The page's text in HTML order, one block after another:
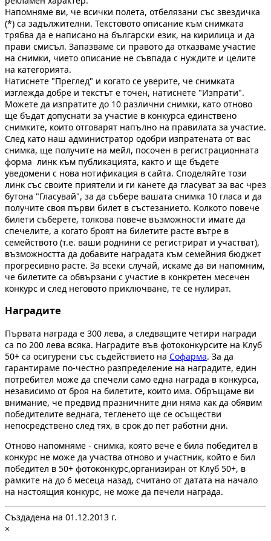
Напомняме ви, че всички полета, отбелязани със звездичка
(*) са задължителни. Текстовото описание към снимката
трябва да е написано на български език, на кирилица и да
прави смисъл. Запазваме си правото да отказваме участие
на снимки, чието описание не съвпада с нуждите и целите
на категорията.
Натиснете "Преглед" и когато се уверите, че снимката
изглежда добре и текстът е точен, натиснете "Изпрати".
Можете да изпратите до 10 различни снимки, като отново
ще бъдат допуснати за участие в конкурса единствено
снимките, които отговарят напълно на правилата за участие.
След като наш администратор одобри изпратената от вас
снимка, ще получите на мейл, посочен в регистрационната
форма линк към публикацията, както и ще бъдете
уведомени с нова нотификация в сайта. Споделяйте този
линк със своите приятели и ги канете да гласуват за вас чрез
бутона "Гласувай", за да събере вашата снимка 10 гласа и да
получите своя първи билет в състезанието. Колкото повече
билети съберете, толкова повече възможности имате да
спечелите, а когато броят на билетите расте вътре в
семейството (т.е. ваши роднини се регистрират и участват),
възможността да добавите наградата към семейния бюджет
прогресивно расте. За всеки случай, искаме да ви напомним,
че билетите са обвързани с участие в конкретен месечен
конкурс и след неговото приключване, те се нулират.
Наградите
Първата награда е 300 лева, а следващите четири награди
са по 200 лева всяка. Наградите във фотоконкурсите на Клуб
50+ са осигурени със съдействието на Софарма. За да
гарантираме по-честно разпределение на наградите, един
потребител може да спечели само една награда в конкурса,
независимо от броя на билетите, които има. Обръщаме ви
внимание, че предвид празничните дни няма как да обявим
победителите веднага, тегленето ще се осъществи
непосредствено след тях, в срок до пет работни дни.
Отново напомняме - снимка, която вече е била победител в
конкурс не може да участва отново и участник, който е бил
победител в 50+ фотоконкурс,организиран от Клуб 50+, в
рамките на до 6 месеца назад, считано от датата на начало
на настоящия конкурс, не може да печели награда.
Създадена на 01.12.2013 г.
×